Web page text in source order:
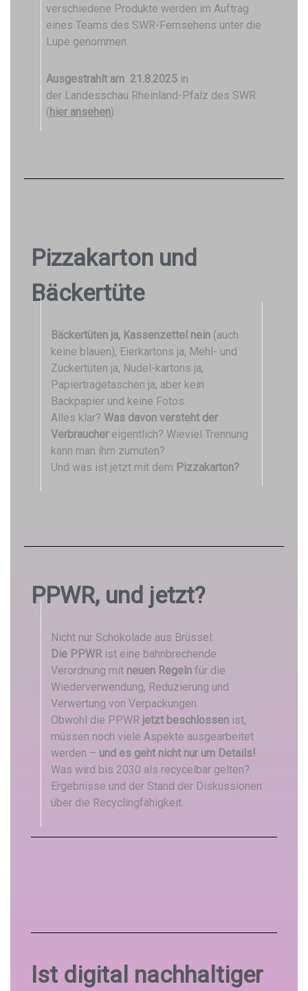
verschiedene Produkte werden im Auftrag
eines Teams des SWR-Fernsehens unter die
Lupe genommen.
Ausgestrahlt am 21.8.2025 in
der Landesschau Rheinland-Pfalz des SWR
( hier ansehen)
Pizzakarton und
Bäckertüte
Bäckertüten ja, Kassenzettel nein (auch
keine blauen), Eierkartons ja, Mehl- und
Zuckertüten ja, Nudel-kartons ja,
Papiertragetaschen ja, aber kein
Backpapier und keine Fotos.
Alles klar? Was davon versteht der
Verbraucher eigentlich? Wieviel Trennung
kann man ihm zumuten?
Und was ist jetzt mit dem Pizzakarton?
PPWR, und jetzt?
Nicht nur Schokolade aus Brüssel:
Die PPWR ist eine bahnbrechende
Verordnung mit neuen Regeln für die
Wiederverwendung, Reduzierung und
Verwertung von Verpackungen.
Obwohl die PPWR jetzt beschlossen ist,
müssen noch viele Aspekte ausgearbeitet
werden – und es geht nicht nur um Details!
Was wird bis 2030 als recycelbar gelten?
Ergebnisse und der Stand der Diskussionen
über die Recyclingfähigkeit.
Ist digital nachhaltiger